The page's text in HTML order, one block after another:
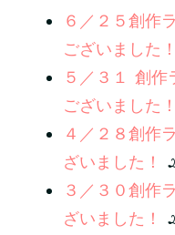
６／２５創作
ございました！
５／３１ 創作
ございました！
４／２８創作
ざいました！
３／３０創作
ざいました！